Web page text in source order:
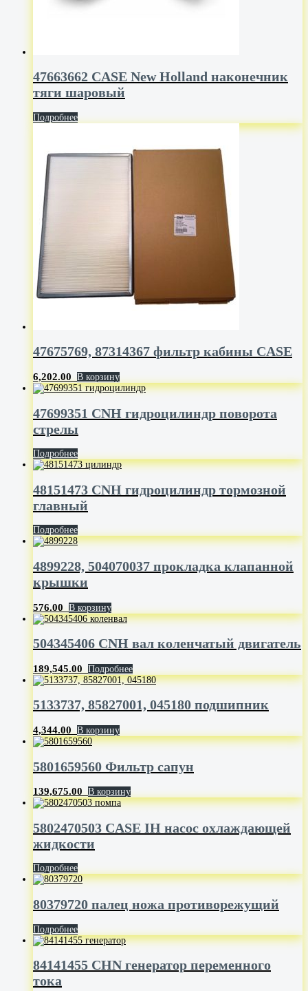
47663662 CASE New Holland наконечник
тяги шаровый
Подробнее
47675769, 87314367 фильтр кабины CASE
6,202.00 В корзину
47699351 CNH гидроцилиндр поворота
стрелы
Подробнее
48151473 CNH гидроцилиндр тормозной
главный
Подробнее
4899228, 504070037 прокладка клапанной
крышки
576.00 В корзину
504345406 CNH вал коленчатый двигатель
189,545.00 Подробнее
5133737, 85827001, 045180 подшипник
4,344.00 В корзину
5801659560 Фильтр сапун
139,675.00 В корзину
5802470503 CASE IH насос охлаждающей
жидкости
Подробнее
80379720 палец ножа противорежущий
Подробнее
84141455 CHN генератор переменного
тока